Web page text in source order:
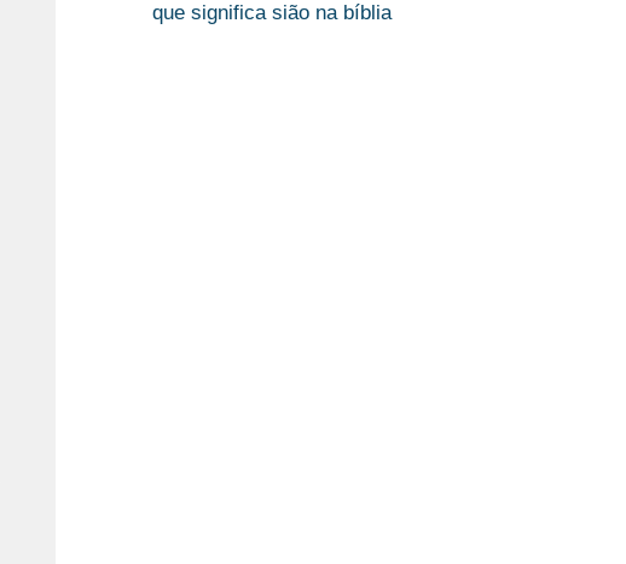
que significa sião na bíblia